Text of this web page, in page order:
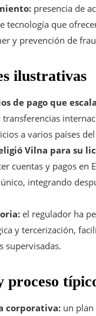
presencia de
tecnología que
y prevención de
ilustrativas
de pago que
a varios países
Vilna para su
cuentas y pagos
integrando
el regulador ha
y tercerización,
supervisadas.
proceso
corporativa: un plan